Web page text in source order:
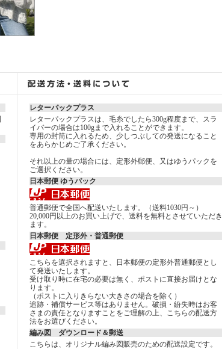
レターパックプラス
レターパックプラスは、毛糸でしたら300g程度まで、スラ
イバーの場合は100gまで入れることができます。
専用の封筒に入れるため、少しつぶしての発送になること
をあらかじめご了承ください。
それ以上の量の場合には、定形外郵便、又はゆうパックを
ご選択ください。
日本郵便 ゆうパック
普通郵便で全国へ配送いたします。（送料1030円～）
20,000円以上のお買い上げで、送料を無料とさせていただき
ます。
日本郵便 定形外・普通郵便
こちらを選択されますと、日本郵便の定形外普通郵便とし
て発送いたします。
受け取り時に在宅の必要は無く、ポストに直接お届けとな
ります。
（ポストに入りきらない大きさの場合を除く）
追跡・補償サービス等はありません。破損・紛失時はお客
さまの責任となりますことをご理解の上、こちらの配送方
法をお選びください。
編み図 ダウンロード＆郵送
こちらは、オリジナル編み図販売のための配送設定です。